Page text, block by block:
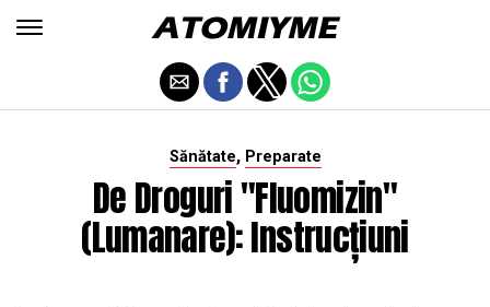
Sănătate, Preparate
De Droguri "Fluomizin"
(lumanare): Instrucțiuni